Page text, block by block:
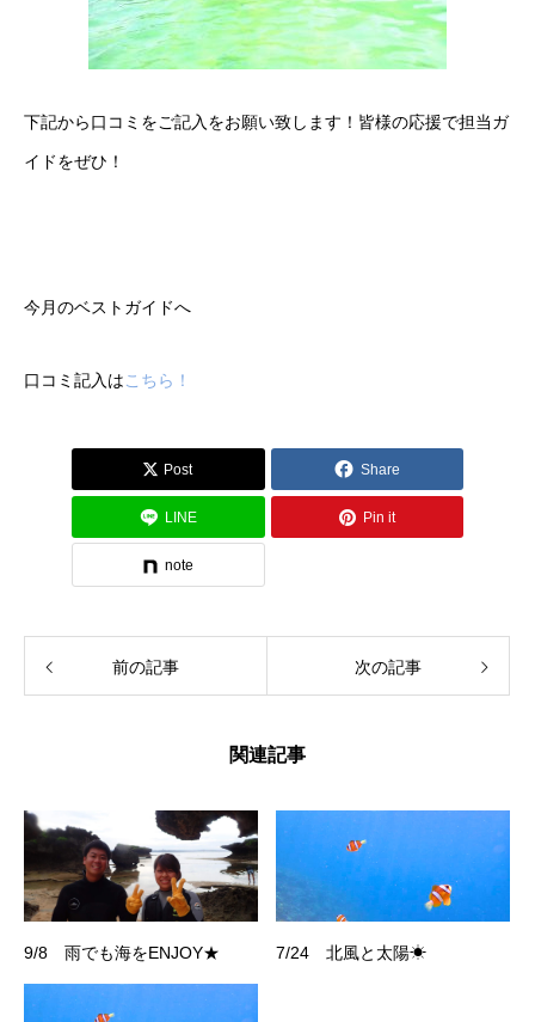
下記から口コミをご記入をお願い致します！皆様の応援で担当ガ
イドをぜひ！
今月のベストガイドへ
口コミ記入は こちら！
Post Share
LINE Pin it
note
前の記事 次の記事
関連記事
9/8 雨でも海をENJOY★ 7/24 北風と太陽☀